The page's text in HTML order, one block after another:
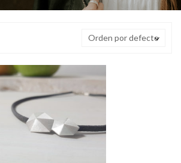
Orden por defecto